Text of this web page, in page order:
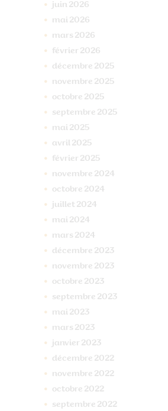
juin 2026
mai 2026
mars 2026
février 2026
décembre 2025
novembre 2025
octobre 2025
septembre 2025
mai 2025
avril 2025
février 2025
novembre 2024
octobre 2024
juillet 2024
mai 2024
mars 2024
décembre 2023
novembre 2023
octobre 2023
septembre 2023
mai 2023
mars 2023
janvier 2023
décembre 2022
novembre 2022
octobre 2022
septembre 2022